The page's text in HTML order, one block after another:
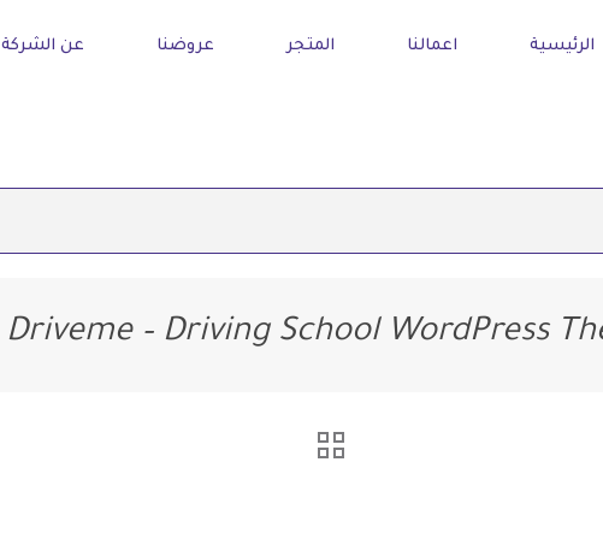
الرئيسية اعمالنا المتجر عروضنا عن الشركة
Driveme – Driving School WordPress